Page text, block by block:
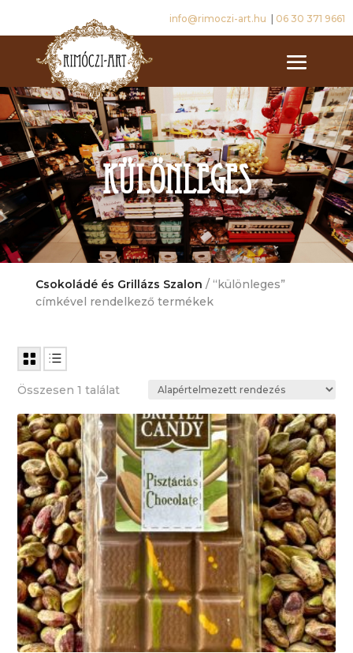
info@rimoczi-art.hu 06 30 371 9661
különleges
Csokoládé és Grillázs Szalon / “különleges”
címkével rendelkező termékek
Összesen 1 találat